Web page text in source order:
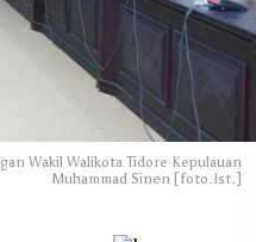
Wakil Walikota Tidore Kepulauan
Muhammad Sinen [foto.Ist.]